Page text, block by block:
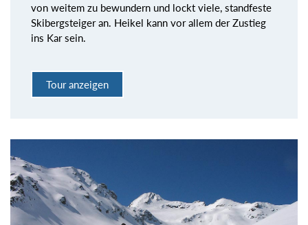
von weitem zu bewundern und lockt viele, standfeste
Skibergsteiger an. Heikel kann vor allem der Zustieg
ins Kar sein.
Tour anzeigen